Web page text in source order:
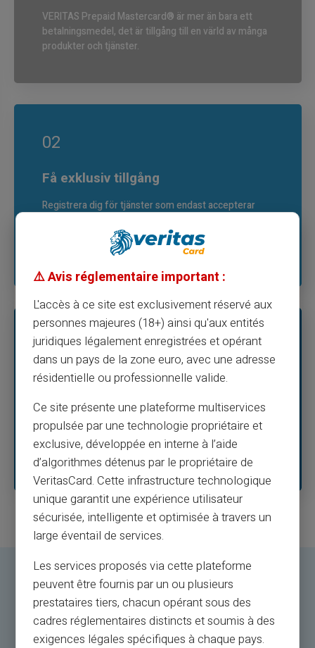
VERITAS Prepaid Mastercard® är mer än bara ett
betalningsmedel, det är tillgång till en värld av många
produkter och tjänster.
02
Få exklusiv tillgång
Registrera dig för tjänster som endast accepterar
03
Tillgängligt för alla
Du behöver inte öppna eller ha ett bankkonto, du
behöver inte kontrollera din ekonomiska situation,
VERITAS Mastercard® förbetalda kort är tillgängligt
⚠️ Avis réglementaire important :
L'accès à ce site est exclusivement réservé aux
personnes majeures (18+) ainsi qu'aux entités
juridiques légalement enregistrées et opérant
dans un pays de la zone euro, avec une adresse
résidentielle ou professionnelle valide.
Ce site présente une plateforme multiservices
propulsée par une technologie propriétaire et
exclusive, développée en interne à l’aide
d’algorithmes détenus par le propriétaire de
VeritasCard. Cette infrastructure technologique
unique garantit une expérience utilisateur
sécurisée, intelligente et optimisée à travers un
large éventail de services.
Les services proposés via cette plateforme
peuvent être fournis par un ou plusieurs
prestataires tiers, chacun opérant sous des
cadres réglementaires distincts et soumis à des
exigences légales spécifiques à chaque pays.